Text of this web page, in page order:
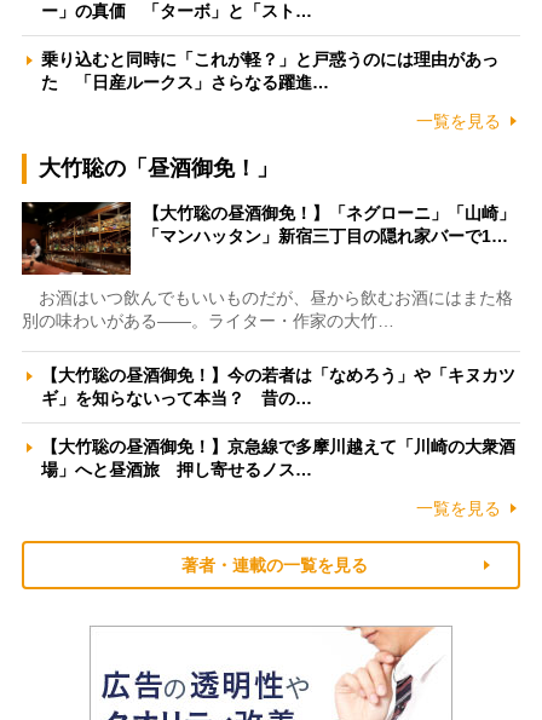
ー」の真価 「ターボ」と「スト…
乗り込むと同時に「これが軽？」と戸惑うのには理由があっ
た 「日産ルークス」さらなる躍進…
一覧を見る
大竹聡の「昼酒御免！」
【大竹聡の昼酒御免！】「ネグローニ」「山崎」
「マンハッタン」新宿三丁目の隠れ家バーで1…
お酒はいつ飲んでもいいものだが、昼から飲むお酒にはまた格
別の味わいがある――。ライター・作家の大竹…
【大竹聡の昼酒御免！】今の若者は「なめろう」や「キヌカツ
ギ」を知らないって本当？ 昔の…
【大竹聡の昼酒御免！】京急線で多摩川越えて「川崎の大衆酒
場」へと昼酒旅 押し寄せるノス…
一覧を見る
著者・連載の一覧を見る